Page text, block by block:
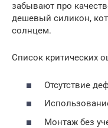
забывают про
дешевый силикон,
солнцем.
Список критических
Отсутствие
Монтаж без